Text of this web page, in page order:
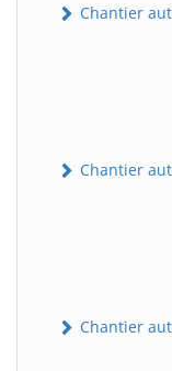
Chantier
Chantier
Chantier